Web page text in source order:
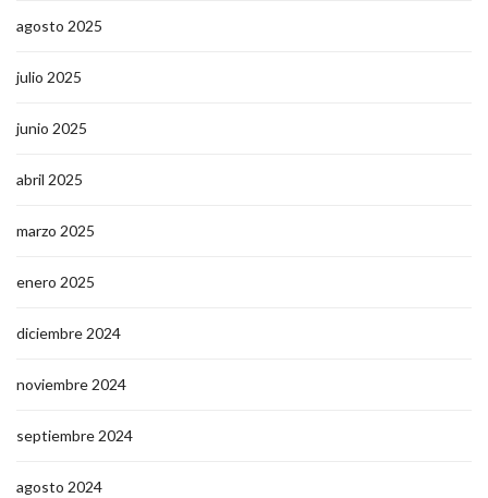
agosto 2025
julio 2025
junio 2025
abril 2025
marzo 2025
enero 2025
diciembre 2024
noviembre 2024
septiembre 2024
agosto 2024